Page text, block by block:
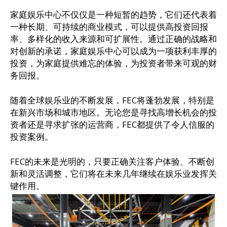
家庭娱乐中心不仅仅是一种短暂的趋势，它们还代表着
一种长期、可持续的商业模式，可以提供高投资回报
率、多样化的收入来源和可扩展性。通过正确的战略和
对创新的承诺，家庭娱乐中心可以成为一项获利丰厚的
投资，为家庭提供难忘的体验，为投资者带来可观的财
务回报。
随着全球娱乐业的不断发展，FEC将蓬勃发展，特别是
在新兴市场和城市地区。无论您是寻找高增长机会的投
资者还是寻求扩张的运营商，FEC都提供了令人信服的
投资案例。
FEC的未来是光明的，只要正确关注客户体验、不断创
新和灵活调整，它们将在未来几年继续在娱乐业发挥关
键作用。